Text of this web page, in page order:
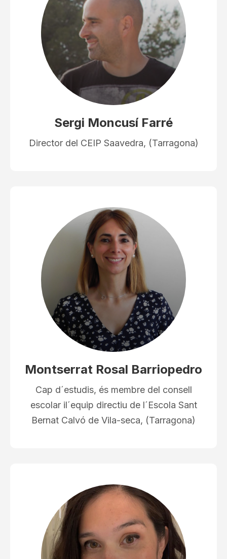
Sergi Moncusí Farré
Director del CEIP Saavedra, (Tarragona)
Montserrat Rosal Barriopedro
Cap d´estudis, és membre del consell
escolar il´equip directiu de l´Escola Sant
Bernat Calvó de Vila-seca, (Tarragona)